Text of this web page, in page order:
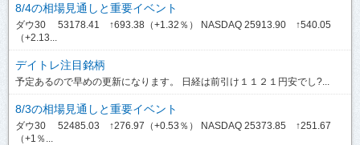
8/4の相場見通しと重要イベント
ダウ30 53178.41 ↑693.38（+1.32％） NASDAQ 25913.90 ↑540.05
（+2.13...
デイトレ注目銘柄
予定あるので早めの更新になります。 日経は前引け１１２１円安でし?...
8/3の相場見通しと重要イベント
ダウ30 52485.03 ↑276.97（+0.53％） NASDAQ 25373.85 ↑251.67
（+1％...